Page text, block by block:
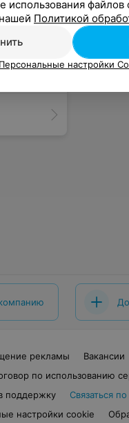
рекламы Вакансии
по использованию
поддержку
Связаться
настройки cookie
использования
Политикой
Персональные настройки